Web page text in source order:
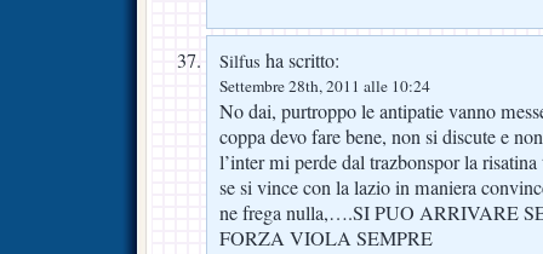
Silfus ha scritto:
Settembre 28th, 2011 alle 10:24
No dai, purtroppo le antipatie vanno
coppa devo fare bene, non si discute e
l’inter mi perde dal trazbonspor la
se si vince con la lazio in maniera
ne frega nulla,….SI PUO ARRIVARE
FORZA VIOLA SEMPRE